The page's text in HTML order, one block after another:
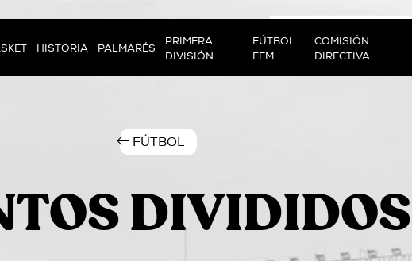
HISTORIA PALMARÉS
PRIMERA
DIVISIÓN
FÚTBOL
FEM
COMISIÓN
DIRECTIVA
FÚTBOL
DIVIDIDOS